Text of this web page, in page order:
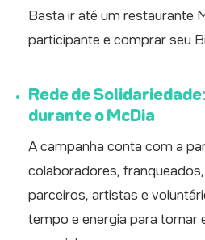
Basta ir até um restaurante
participante e comprar seu
Rede de
durante o McDia
A campanha conta com a
colaboradores,
parceiros, artistas e
tempo e energia para tornar